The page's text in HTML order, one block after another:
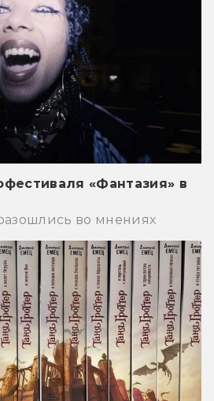
«Фантазия» в
во мнениях